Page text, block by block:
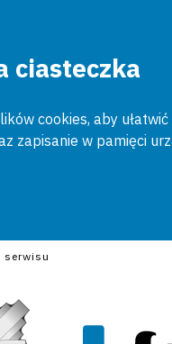
ciasteczka
cookies, aby
zapisanie w pamięci
serwisuSerwis